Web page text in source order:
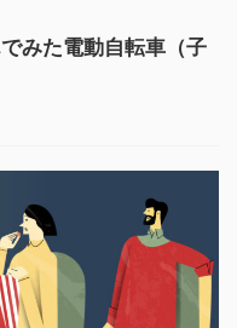
みた電動自転車（子